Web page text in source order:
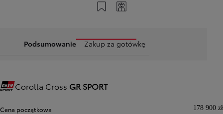
Zapisz na swoim koncie
Podsumowanie Zakup za gotówkę
Gazoo Racing
Corolla Cross GR SPORT
Cena początkowa 178 900 zł